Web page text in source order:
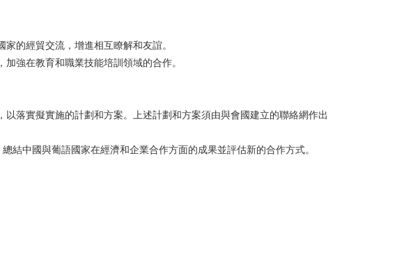
的經貿交流，增進相互瞭解和友誼。
強在教育和職業技能培訓領域的合作。
落實擬實施的計劃和方案。上述計劃和方案須由與會國建立的聯絡網作出
中國與葡語國家在經濟和企業合作方面的成果並評估新的合作方式。